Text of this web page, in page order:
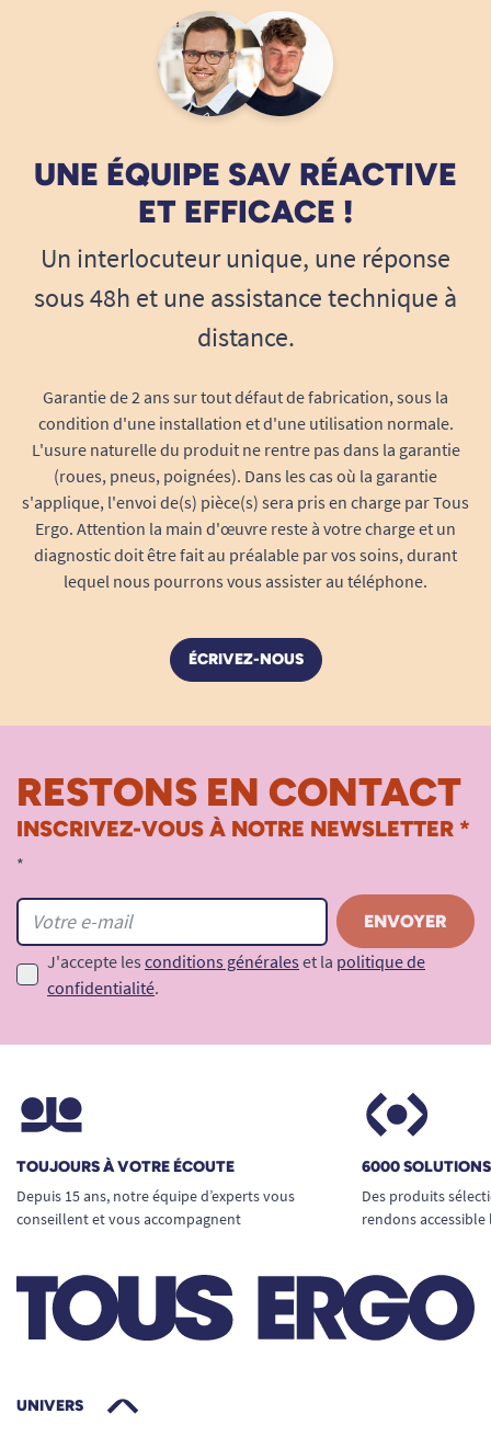
membres inférieurs.
Voir le fauteuil Fitform Vario Tissu.
Voir le fauteuil Fitform Vario Cuir.
UNE ÉQUIPE SAV RÉACTIVE
ET EFFICACE !
Un interlocuteur unique, une réponse
sous 48h et une assistance technique à
distance.
Garantie de 2 ans sur tout défaut de fabrication, sous la
condition d'une installation et d'une utilisation normale.
L'usure naturelle du produit ne rentre pas dans la garantie
(roues, pneus, poignées). Dans les cas où la garantie
s'applique, l'envoi de(s) pièce(s) sera pris en charge par Tous
Ergo. Attention la main d'œuvre reste à votre charge et un
diagnostic doit être fait au préalable par vos soins, durant
lequel nous pourrons vous assister au téléphone.
ÉCRIVEZ-NOUS
RESTONS EN CONTACT
INSCRIVEZ-VOUS À NOTRE NEWSLETTER *
*
J'accepte les conditions générales et la politique de
confidentialité.
TOUJOURS À VOTRE ÉCOUTE
Depuis 15 ans, notre équipe d’experts vous
conseillent et vous accompagnent
6000
Des produits
rendons
UNIVERS